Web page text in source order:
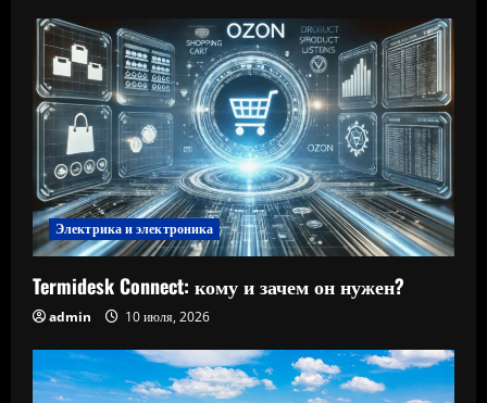
Электрика и электроника
Termidesk Connect: кому и зачем он нужен?
admin 10 июля, 2026